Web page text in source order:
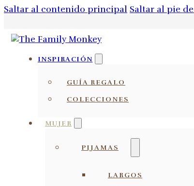
Saltar al contenido principal Saltar al pie
INSPIRACIÓN
GUÍA REGALO
COLECCIONES
MUJER
PIJAMAS
LARGOS